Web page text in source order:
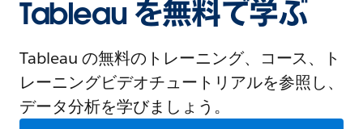
Tableau を無料で学ぶ
Tableau の無料のトレーニング、コース、ト
レーニングビデオチュートリアルを参照し、
データ分析を学びましょう。